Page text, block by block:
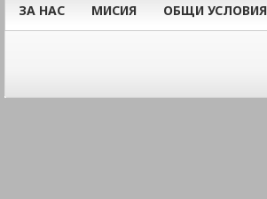
ЗА НАС МИСИЯ ОБЩИ УСЛОВИЯ